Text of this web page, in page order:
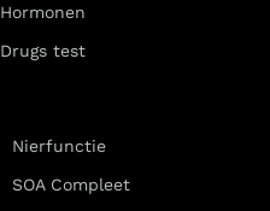
Hormonen
Drugs test
Nierfunctie
SOA Compleet